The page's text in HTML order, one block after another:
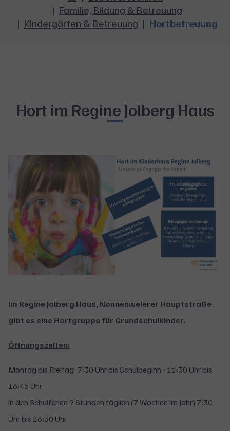
Familie, Bildung & Betreuung
Kindergärten & Betreuung
Hortbetreuung
Hort im Regine Jolberg Haus
Show larger version
Im Regine Jolberg Haus, Nonnenweierer Hauptstraße
gibt es eine Hortgruppe für Grundschulkinder.
Öffnungszeiten:
Montag bis Freitag: 7:30 Uhr bis Schulbeginn - 11:30 Uhr bis
16:45 Uhr
in den Schulferien 9 Stunden täglich (7 Wochen im Jahr) 7:30
Uhr bis 16:30 Uhr